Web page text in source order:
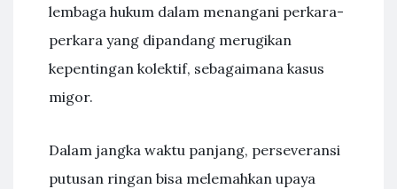
lembaga hukum dalam menangani perkara-
perkara yang dipandang merugikan
kepentingan kolektif, sebagaimana kasus
migor.
Dalam jangka waktu panjang, perseveransi
putusan ringan bisa melemahkan upaya